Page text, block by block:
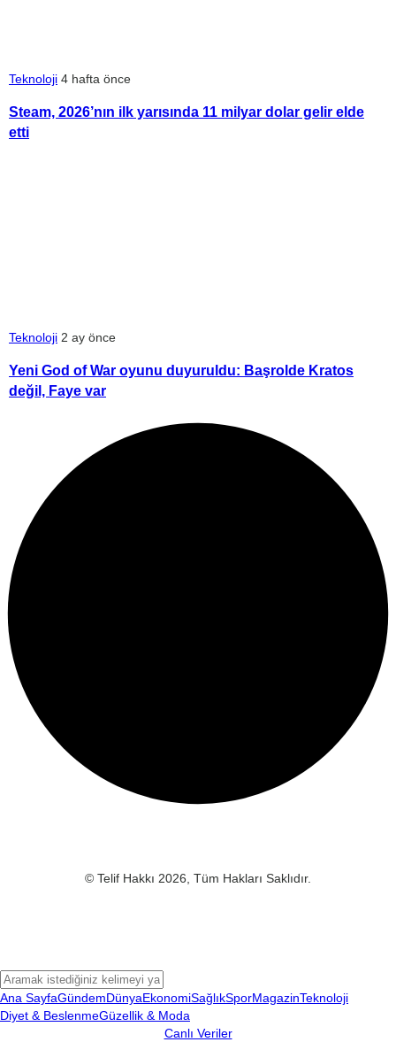
Teknoloji 4 hafta önce
Steam, 2026’nın ilk yarısında 11 milyar dolar gelir elde
etti
Teknoloji 2 ay önce
Yeni God of War oyunu duyuruldu: Başrolde Kratos
değil, Faye var
© Telif Hakkı 2026, Tüm Hakları Saklıdır.
Ana SayfaGündemDünyaEkonomiSağlıkSporMagazinTeknoloji
Diyet & BeslenmeGüzellik & Moda
Canlı Veriler